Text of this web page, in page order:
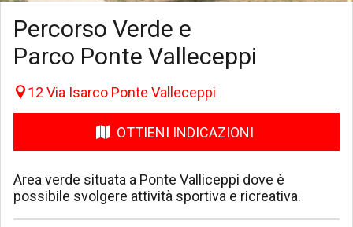
Percorso Verde e
Parco Ponte Valleceppi
12 Via Isarco Ponte Valleceppi
OTTIENI INDICAZIONI
Area verde situata a Ponte Valliceppi dove è
possibile svolgere attività sportiva e ricreativa.